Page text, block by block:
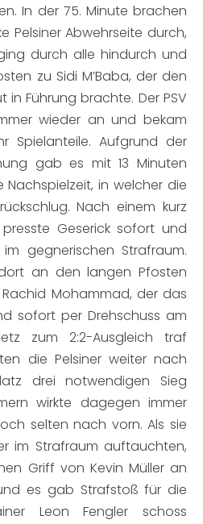
In der 75. Minute brachen
Pelsiner Abwehrseite durch,
durch alle hindurch und
zu Sidi M’Baba, der den
in Führung brachte. Der PSV
wieder an und bekam
Spielanteile. Aufgrund der
gab es mit 13 Minuten
in welcher die
Nach einem kurz
Geserick sofort und
gegnerischen Strafraum.
an den langen Pfosten
Mohammad, der das
sofort per Drehschuss am
zum 2:2-Ausgleich traf
die Pelsiner weiter nach
drei notwendigen Sieg
wirkte dagegen immer
selten nach vorn. Als sie
im Strafraum auftauchten,
Griff von Kevin Müller an
es gab Strafstoß für die
Leon Fengler schoss